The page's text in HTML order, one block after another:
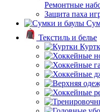
Ремонтные
Защита паха
Текстиль и белье